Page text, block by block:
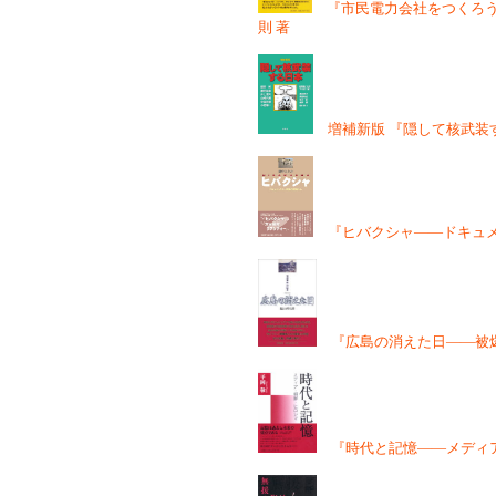
『市民電力会社をつくろ
則 著
増補新版 『隠して核武装
『ヒバクシャ――ドキュメ
『広島の消えた日――被
『時代と記憶――メディ